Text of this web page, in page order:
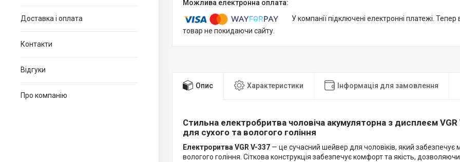
Доставка і оплата
Контакти
Відгуки
Про компанію
У компанії підключені електронні платежі.
товар не покидаючи сайту.
Опис Характеристики Інформація для замовлення
Стильна електробритва чоловіча акумуляторна з дисплеєм
для сухого та вологого гоління
Електроритва VGR V-337 — це сучасний шейвер для чоловіків, який забезпечує
вологого гоління. Сіткова конструкція забезпечує комфорт та якість,